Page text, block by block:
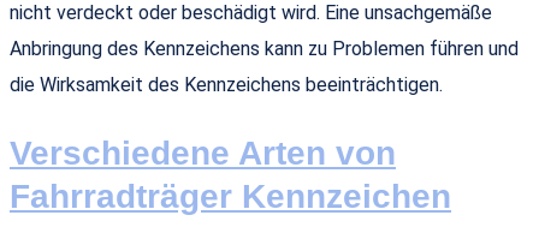
nicht verdeckt oder beschädigt wird. Eine unsachgemäße
Anbringung des Kennzeichens kann zu Problemen führen und
die Wirksamkeit des Kennzeichens beeinträchtigen.
Verschiedene Arten von
Fahrradträger Kennzeichen